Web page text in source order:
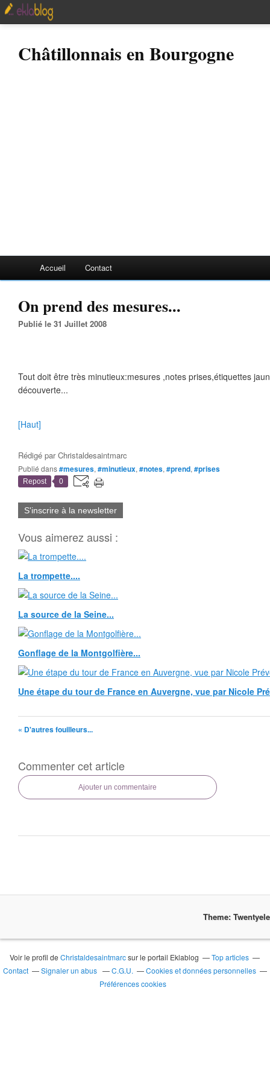
Châtillonnais en Bourgogne
Accueil Contact
On prend des mesures...
Publié le 31 Juillet 2008
Tout doit être très minutieux:mesures ,notes prises,étiquettes
découverte...
[Haut]
Rédigé parChristaldesaintmarc
Publié dans#mesures, #minutieux, #notes, #prend, #prises
Repost 0
S'inscrire à la newsletter
Vous aimerez aussi :
La trompette....
La source de la Seine...
Gonflage de la Montgolfière...
Une étape du tour de France en Auvergne, vue par Nicole
« D'autres fouilleurs...
Commenter cet article
Ajouter un commentaire
Theme:
Voir le profil deChristaldesaintmarcsur le portail Eklablog
Top articles
Contact
Signaler un abus C.G.U.
Cookies et données personnelles
Préférences cookies